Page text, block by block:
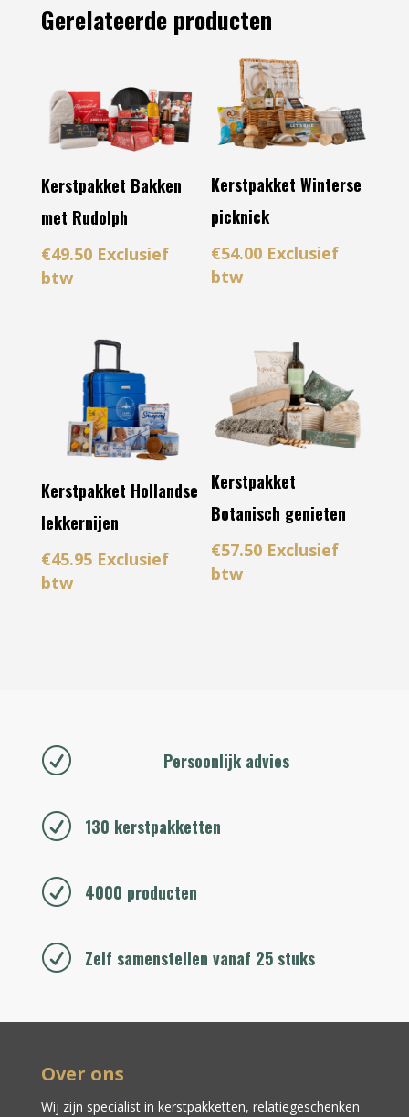
Gerelateerde producten
Kerstpakket Bakken
met Rudolph
€49.50 Exclusief
btw
Kerstpakket Winterse
picknick
€54.00 Exclusief
btw
Kerstpakket Hollandse
lekkernijen
€45.95 Exclusief
btw
Kerstpakket
Botanisch genieten
€57.50 Exclusief
btw
R Persoonlijk advies
R 130 kerstpakketten
R 4000 producten
R Zelf samenstellen vanaf 25 stuks
Over ons
Wij zijn specialist in kerstpakketten, relatiegeschenken